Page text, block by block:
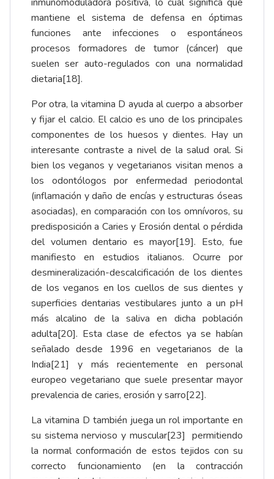
mantiene el sistema de defensa en óptimas
funciones ante infecciones o espontáneos
procesos formadores de tumor (cáncer) que
suelen ser auto-regulados con una normalidad
dietaria[18].
Por otra, la vitamina D ayuda al cuerpo a absorber
y fijar el calcio. El calcio es uno de los principales
componentes de los huesos y dientes. Hay un
interesante contraste a nivel de la salud oral. Si
bien los veganos y vegetarianos visitan menos a
los odontólogos por enfermedad periodontal
(inflamación y daño de encías y estructuras óseas
asociadas), en comparación con los omnívoros, su
predisposición a Caries y Erosión dental o pérdida
del volumen dentario es mayor[19]. Esto, fue
manifiesto en estudios italianos. Ocurre por
desmineralización-descalcificación de los dientes
de los veganos en los cuellos de sus dientes y
superficies dentarias vestibulares junto a un pH
más alcalino de la saliva en dicha población
adulta[20]. Esta clase de efectos ya se habían
señalado desde 1996 en vegetarianos de la
India[21] y más recientemente en personal
europeo vegetariano que suele presentar mayor
prevalencia de caries, erosión y sarro[22].
La vitamina D también juega un rol importante en
su sistema nervioso y muscular[23] permitiendo
la normal conformación de estos tejidos con su
correcto funcionamiento (en la contracción